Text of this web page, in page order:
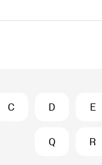
C D E
Q R